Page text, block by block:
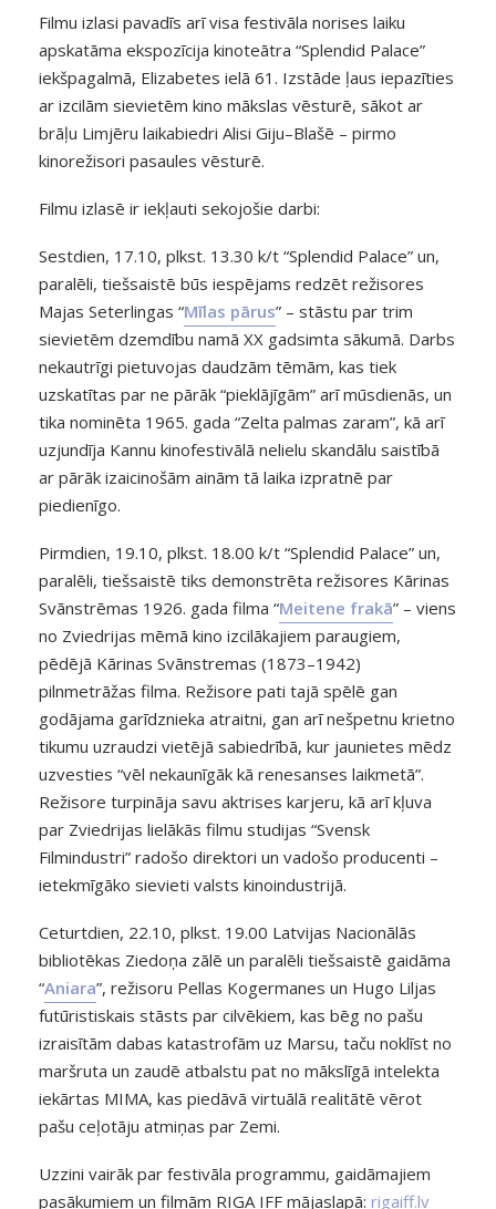
Filmu izlasi pavadīs arī visa festivāla norises laiku
apskatāma ekspozīcija kinoteātra “Splendid Palace”
iekšpagalmā, Elizabetes ielā 61. Izstāde ļaus iepazīties
ar izcilām sievietēm kino mākslas vēsturē, sākot ar
brāļu Limjēru laikabiedri Alisi Giju–Blašē – pirmo
kinorežisori pasaules vēsturē.
Filmu izlasē ir iekļauti sekojošie darbi:
Sestdien, 17.10, plkst. 13.30 k/t “Splendid Palace” un,
paralēli, tiešsaistē būs iespējams redzēt režisores
Majas Seterlingas “Mīlas pārus” – stāstu par trim
sievietēm dzemdību namā XX gadsimta sākumā. Darbs
nekautrīgi pietuvojas daudzām tēmām, kas tiek
uzskatītas par ne pārāk “pieklājīgām” arī mūsdienās, un
tika nominēta 1965. gada “Zelta palmas zaram”, kā arī
uzjundīja Kannu kinofestivālā nelielu skandālu saistībā
ar pārāk izaicinošām ainām tā laika izpratnē par
piedienīgo.
Pirmdien, 19.10, plkst. 18.00 k/t “Splendid Palace” un,
paralēli, tiešsaistē tiks demonstrēta režisores Kārinas
Svānstrēmas 1926. gada filma “Meitene frakā” – viens
no Zviedrijas mēmā kino izcilākajiem paraugiem,
pēdējā Kārinas Svānstremas (1873–1942)
pilnmetrāžas filma. Režisore pati tajā spēlē gan
godājama garīdznieka atraitni, gan arī nešpetnu krietno
tikumu uzraudzi vietējā sabiedrībā, kur jaunietes mēdz
uzvesties “vēl nekaunīgāk kā renesanses laikmetā”.
Režisore turpināja savu aktrises karjeru, kā arī kļuva
par Zviedrijas lielākās filmu studijas “Svensk
Filmindustri” radošo direktori un vadošo producenti –
ietekmīgāko sievieti valsts kinoindustrijā.
Ceturtdien, 22.10, plkst. 19.00 Latvijas Nacionālās
bibliotēkas Ziedoņa zālē un paralēli tiešsaistē gaidāma
“Aniara”, režisoru Pellas Kogermanes un Hugo Liljas
futūristiskais stāsts par cilvēkiem, kas bēg no pašu
izraisītām dabas katastrofām uz Marsu, taču noklīst no
maršruta un zaudē atbalstu pat no mākslīgā intelekta
iekārtas MIMA, kas piedāvā virtuālā realitātē vērot
pašu ceļotāju atmiņas par Zemi.
Uzzini vairāk par festivāla programmu, gaidāmajiem
pasākumiem un filmām RIGA IFF mājaslapā: rigaiff.lv